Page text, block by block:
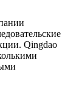
Qingdao